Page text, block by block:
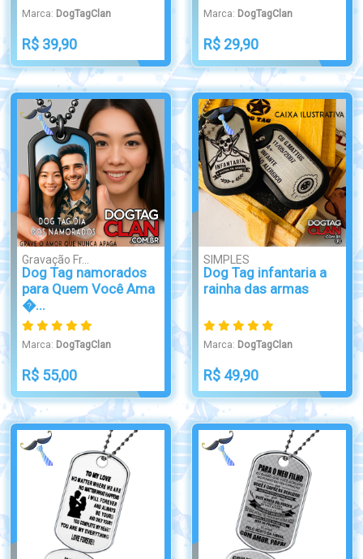
Marca: DogTagClan
R$ 39,90
Marca: DogTagClan
R$ 29,90
Gravação Fr...
Dog Tag namorados
para Quem Você Ama
�...
Marca: DogTagClan
R$ 55,00
SIMPLES
Dog Tag infantaria a
rainha das armas
Marca: DogTagClan
R$ 49,90